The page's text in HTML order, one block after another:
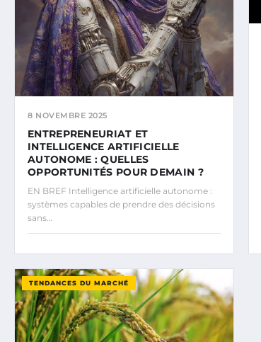
8 NOVEMBRE 2025
ENTREPRENEURIAT ET
INTELLIGENCE ARTIFICIELLE
AUTONOME : QUELLES
OPPORTUNITÉS POUR DEMAIN ?
EN BREF Intelligence artificielle autonome :
systèmes capables de prendre des décisions
sans…
TENDANCES DU MARCHÉ